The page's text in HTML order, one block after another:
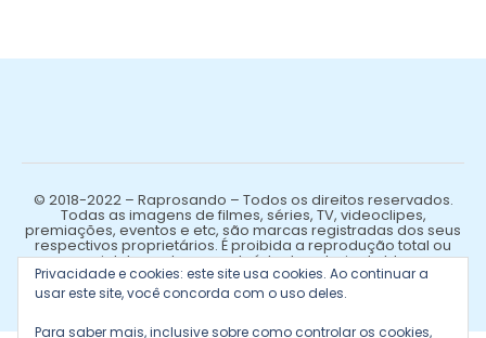
© 2018-2022 – Raprosando – Todos os direitos reservados.
Todas as imagens de filmes, séries, TV, videoclipes,
premiações, eventos e etc, são marcas registradas dos seus
respectivos proprietários. É proibida a reprodução total ou
parcial de qualquer conteúdo de autoria do blog.
Privacidade e cookies: este site usa cookies. Ao continuar a
usar este site, você concorda com o uso deles.
Para saber mais, inclusive sobre como controlar os cookies,